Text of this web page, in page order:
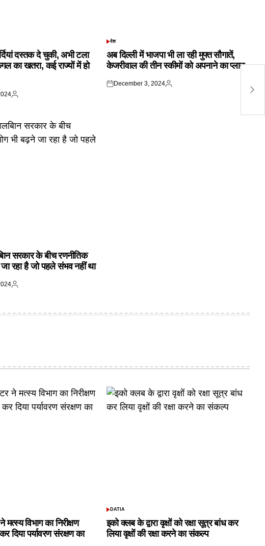
दस्तक दे चुकी, अभी टला
का खतरा, कई राज्यों में हो
Posted
POSTED
देश
अब दिल्ली में भाजपा भी ला रही मुफ्त सौगातें,
केजरीवाल की तीन स्कीमों को अपनाने का प्लान
Posted
December 3, 2024
Posted
सरकार के बीच रणनीतिक
रहा है जो पहले संभव नहीं था
Posted
विभाग का निरीक्षण
दिया पर्यावरण संरक्षण का
POSTED
DATIA
इको क्लब के द्वारा वृक्षों को रक्षा सूत्र बांध कर
लिया वृक्षों की रक्षा करने का संकल्प